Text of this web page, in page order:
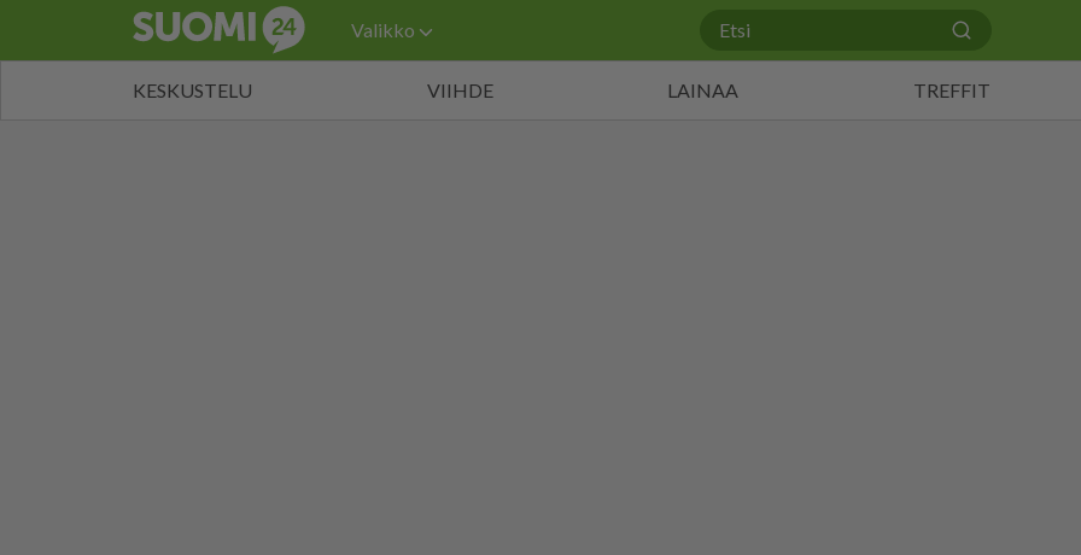
Valikko
KESKUSTELU VIIHDE LAINAA TREFFIT